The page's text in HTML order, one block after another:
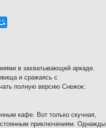
в захватывающей аркаде.
и сражаясь с
полную версию Снежок:
кафе. Вот только скучная,
приключениям. Однажды